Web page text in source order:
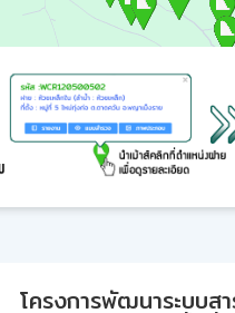
โครงการพัฒนาระบบส